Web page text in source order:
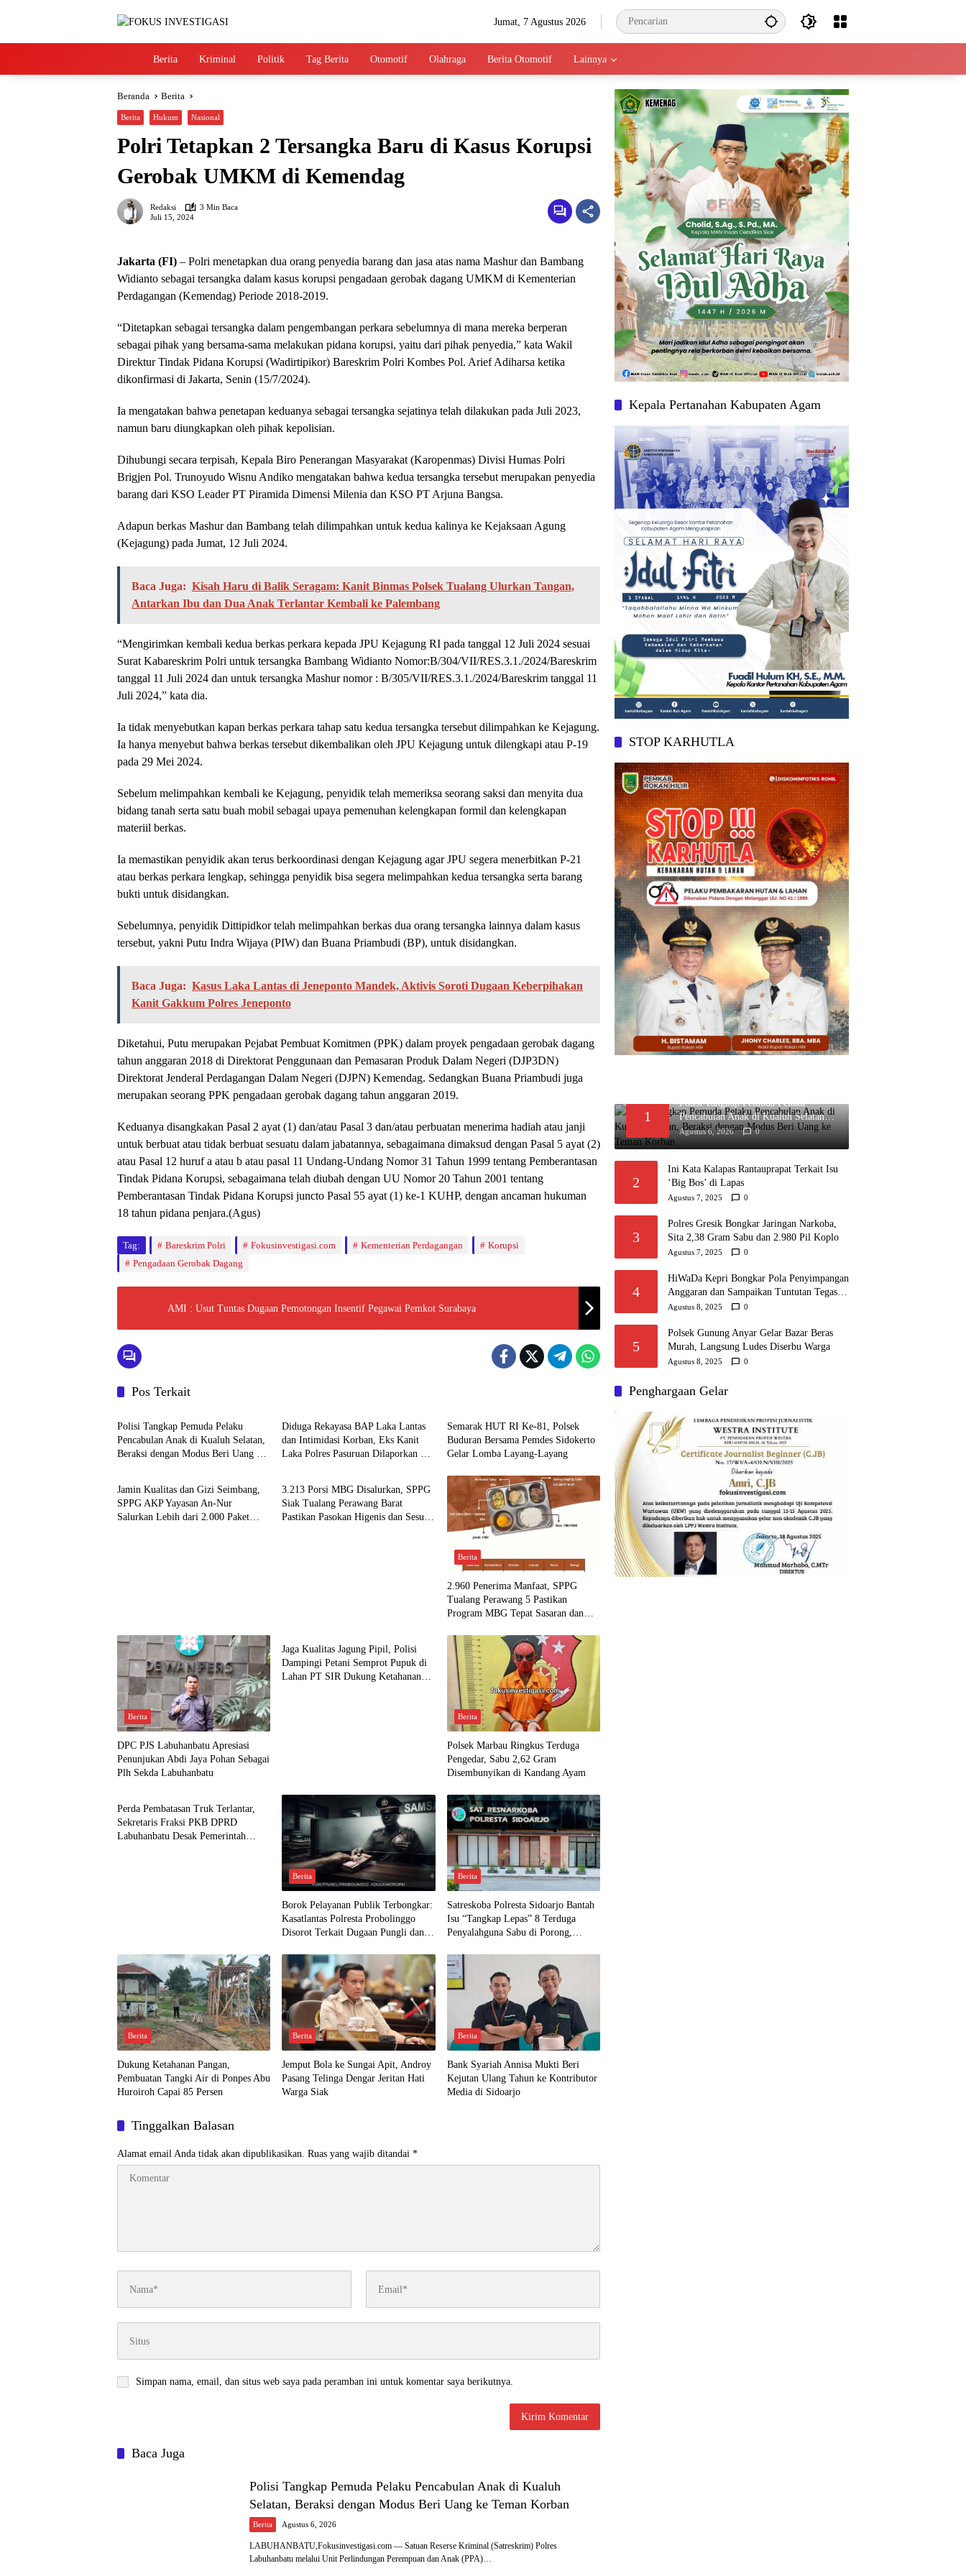
Jumat, 7 Agustus 2026
HomeBerita Kriminal Politik Tag Berita Otomotif Olahraga Berita Otomotif Lainnya
Beranda Berita
Berita Hukum Nasional
Polri Tetapkan 2 Tersangka Baru di Kasus Korupsi
Gerobak UMKM di Kemendag
Redaksi
3 Min Baca
Juli 15, 2024
Jakarta (FI) – Polri menetapkan dua orang penyedia barang dan jasa atas nama Mashur dan Bambang
Widianto sebagai tersangka dalam kasus korupsi pengadaan gerobak dagang UMKM di Kementerian
Perdagangan (Kemendag) Periode 2018-2019.
“Ditetapkan sebagai tersangka dalam pengembangan perkara sebelumnya di mana mereka berperan
sebagai pihak yang bersama-sama melakukan pidana korupsi, yaitu dari pihak penyedia,” kata Wakil
Direktur Tindak Pidana Korupsi (Wadirtipikor) Bareskrim Polri Kombes Pol. Arief Adiharsa ketika
dikonfirmasi di Jakarta, Senin (15/7/2024).
Ia mengatakan bahwa penetapan keduanya sebagai tersangka sejatinya telah dilakukan pada Juli 2023,
namun baru diungkapkan oleh pihak kepolisian.
Dihubungi secara terpisah, Kepala Biro Penerangan Masyarakat (Karopenmas) Divisi Humas Polri
Brigjen Pol. Trunoyudo Wisnu Andiko mengatakan bahwa kedua tersangka tersebut merupakan penyedia
barang dari KSO Leader PT Piramida Dimensi Milenia dan KSO PT Arjuna Bangsa.
Adapun berkas Mashur dan Bambang telah dilimpahkan untuk kedua kalinya ke Kejaksaan Agung
(Kejagung) pada Jumat, 12 Juli 2024.
Baca Juga: Kisah Haru di Balik Seragam: Kanit Binmas Polsek Tualang Ulurkan Tangan,
Antarkan Ibu dan Dua Anak Terlantar Kembali ke Palembang
“Mengirimkan kembali kedua berkas perkara kepada JPU Kejagung RI pada tanggal 12 Juli 2024 sesuai
Surat Kabareskrim Polri untuk tersangka Bambang Widianto Nomor:B/304/VII/RES.3.1./2024/Bareskrim
tanggal 11 Juli 2024 dan untuk tersangka Mashur nomor : B/305/VII/RES.3.1./2024/Bareskrim tanggal 11
Juli 2024,” kata dia.
Ia tidak menyebutkan kapan berkas perkara tahap satu kedua tersangka tersebut dilimpahkan ke Kejagung.
Ia hanya menyebut bahwa berkas tersebut dikembalikan oleh JPU Kejagung untuk dilengkapi atau P-19
pada 29 Mei 2024.
Sebelum melimpahkan kembali ke Kejagung, penyidik telah memeriksa seorang saksi dan menyita dua
bidang tanah serta satu buah mobil sebagai upaya pemenuhan kelengkapan formil dan kelengkapan
materiil berkas.
Ia memastikan penyidik akan terus berkoordinasi dengan Kejagung agar JPU segera menerbitkan P-21
atau berkas perkara lengkap, sehingga penyidik bisa segera melimpahkan kedua tersangka serta barang
bukti untuk disidangkan.
Sebelumnya, penyidik Dittipidkor telah melimpahkan berkas dua orang tersangka lainnya dalam kasus
tersebut, yakni Putu Indra Wijaya (PIW) dan Buana Priambudi (BP), untuk disidangkan.
Baca Juga: Kasus Laka Lantas di Jeneponto Mandek, Aktivis Soroti Dugaan Keberpihakan
Kanit Gakkum Polres Jeneponto
Diketahui, Putu merupakan Pejabat Pembuat Komitmen (PPK) dalam proyek pengadaan gerobak dagang
tahun anggaran 2018 di Direktorat Penggunaan dan Pemasaran Produk Dalam Negeri (DJP3DN)
Direktorat Jenderal Perdagangan Dalam Negeri (DJPN) Kemendag. Sedangkan Buana Priambudi juga
merupakan seorang PPK pengadaan gerobak dagang tahun anggaran 2019.
Keduanya disangkakan Pasal 2 ayat (1) dan/atau Pasal 3 dan/atau perbuatan menerima hadiah atau janji
untuk berbuat atau tidak berbuat sesuatu dalam jabatannya, sebagaimana dimaksud dengan Pasal 5 ayat (2)
atau Pasal 12 huruf a atau b atau pasal 11 Undang-Undang Nomor 31 Tahun 1999 tentang Pemberantasan
Tindak Pidana Korupsi, sebagaimana telah diubah dengan UU Nomor 20 Tahun 2001 tentang
Pemberantasan Tindak Pidana Korupsi juncto Pasal 55 ayat (1) ke-1 KUHP, dengan ancaman hukuman
18 tahun pidana penjara.(Agus)
Tag: Bareskrim Polri Fokusinvestigasi.com Kementerian Perdagangan
Korupsi
Pengadaan Gerobak Dagang
AMI : Usut Tuntas Dugaan Pemotongan Insentif Pegawai Pemkot Surabaya
Pos Terkait
Berita
Polisi Tangkap Pemuda Pelaku
Pencabulan Anak di Kualuh Selatan,
Beraksi dengan Modus Beri Uang ke
Diduga Rekayasa BAP Laka Lantas
dan Intimidasi Korban, Eks Kanit
Laka Polres Pasuruan Dilaporkan ke
Semarak HUT RI Ke-81, Polsek
Buduran Bersama Pemdes Sidokerto
Gelar Lomba Layang-Layang
Jamin Kualitas dan Gizi Seimbang,
SPPG AKP Yayasan An-Nur
Salurkan Lebih dari 2.000 Paket
3.213 Porsi MBG Disalurkan, SPPG
Siak Tualang Perawang Barat
Pastikan Pasokan Higenis dan Sesuai
Berita
2.960 Penerima Manfaat, SPPG
Tualang Perawang 5 Pastikan
Program MBG Tepat Sasaran dan
Berita
DPC PJS Labuhanbatu Apresiasi
Penunjukan Abdi Jaya Pohan Sebagai
Plh Sekda Labuhanbatu
Jaga Kualitas Jagung Pipil, Polisi
Dampingi Petani Semprot Pupuk di
Lahan PT SIR Dukung Ketahanan
Berita
Polsek Marbau Ringkus Terduga
Pengedar, Sabu 2,62 Gram
Disembunyikan di Kandang Ayam
Perda Pembatasan Truk Terlantar,
Sekretaris Fraksi PKB DPRD
Labuhanbatu Desak Pemerintah
Berita
Borok Pelayanan Publik Terbongkar:
Kasatlantas Polresta Probolinggo
Disorot Terkait Dugaan Pungli dan
Berita
Satreskoba Polresta Sidoarjo Bantah
Isu “Tangkap Lepas” 8 Terduga
Penyalahguna Sabu di Porong,
Berita
Dukung Ketahanan Pangan,
Pembuatan Tangki Air di Ponpes Abu
Huroiroh Capai 85 Persen
Berita
Jemput Bola ke Sungai Apit, Androy
Pasang Telinga Dengar Jeritan Hati
Warga Siak
Berita
Bank Syariah Annisa Mukti Beri
Kejutan Ulang Tahun ke Kontributor
Media di Sidoarjo
Tinggalkan Balasan
Alamat email Anda tidak akan dipublikasikan. Ruas yang wajib ditandai *
Simpan nama, email, dan situs web saya pada peramban ini untuk komentar saya berikutnya.
Baca Juga
Polisi Tangkap Pemuda Pelaku Pencabulan Anak di Kualuh
Selatan, Beraksi dengan Modus Beri Uang ke Teman Korban
Berita Agustus 6, 2026
LABUHANBATU,Fokusinvestigasi.com — Satuan Reserse Kriminal (Satreskrim) Polres
Labuhanbatu melalui Unit Perlindungan Perempuan dan Anak (PPA)…
Kepala Pertanahan Kabupaten Agam
STOP KARHUTLA
1
Polisi Tangkap Pemuda Pelaku
Pencabulan Anak di Kualuh Selatan,
Beraksi dengan Modus Beri Uang ke
Agustus 6, 2026 0
2
Ini Kata Kalapas Rantauprapat Terkait Isu
‘Big Bos’ di Lapas
Agustus 7, 2025 0
3
Polres Gresik Bongkar Jaringan Narkoba,
Sita 2,38 Gram Sabu dan 2.980 Pil Koplo
Agustus 7, 2025 0
4
HiWaDa Kepri Bongkar Pola Penyimpangan
Anggaran dan Sampaikan Tuntutan Tegas di
Kejaksaan Tanjungpinang
Agustus 8, 2025 0
5
Polsek Gunung Anyar Gelar Bazar Beras
Murah, Langsung Ludes Diserbu Warga
Agustus 8, 2025 0
Penghargaan Gelar